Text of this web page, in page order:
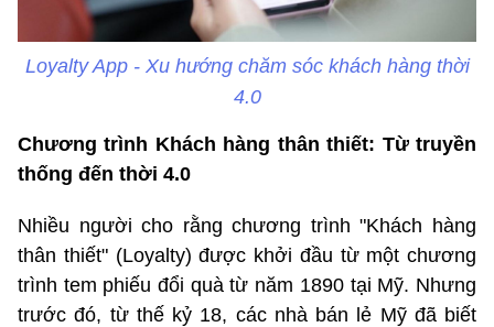
Loyalty App - Xu hướng chăm sóc khách hàng thời
4.0
Chương trình Khách hàng thân thiết: Từ truyền
thống đến thời 4.0
Nhiều người cho rằng chương trình "Khách hàng
thân thiết" (Loyalty) được khởi đầu từ một chương
trình tem phiếu đổi quà từ năm 1890 tại Mỹ. Nhưng
trước đó, từ thế kỷ 18, các nhà bán lẻ Mỹ đã biết